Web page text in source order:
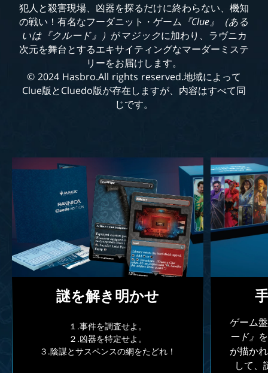
犯人と殺害現場、凶器を探るだけに終わらない、機知
の戦い！有名なフーダニット・ゲーム 『Clue』
（ある
いは『クルード』） がマジックに加わり、ラヴニカ
次元を舞台とするエキサイティングなマーダーミステ
リーをお届けします。
© 2024 Hasbro.All rights reserved.地域によって
Clue版とCluedo版が存在しますが、内容はすべて同
じです。
謎を解き明かせ
１.事件を調査せよ。
２.凶器を特定せよ。
３.陰謀とサスペンスの網をたどれ！
ゲーム
ード』
が描か
して、